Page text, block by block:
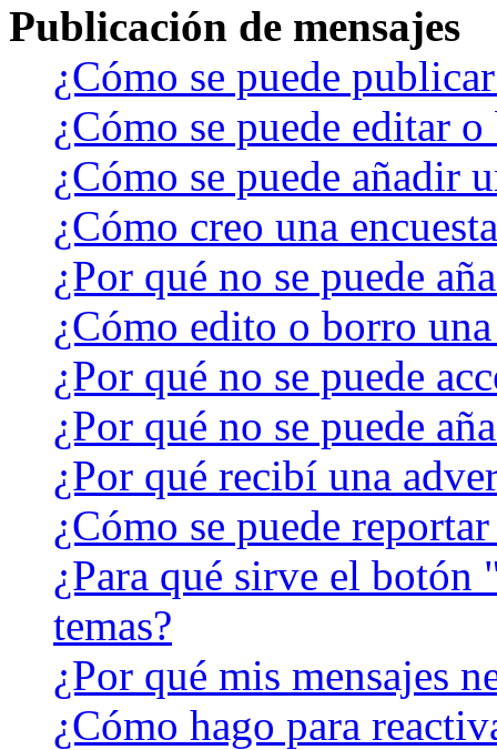
Publicación de mensajes
¿Cómo se puede
¿Cómo se puede editar
¿Cómo se puede añadir
¿Cómo creo una
¿Por qué no se puede
¿Cómo edito o borro una
¿Por qué no se puede
¿Por qué no se puede
¿Por qué recibí una
¿Cómo se puede
¿Para qué sirve el
temas?
¿Por qué mis mensajes
¿Cómo hago para